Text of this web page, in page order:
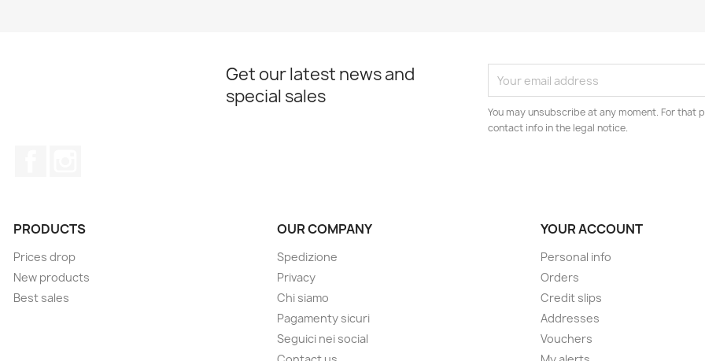
Get our latest news and
special sales
You may unsubscribe at any moment. For that
contact info in the legal notice.
PRODUCTS
Prices drop
New products
Best sales
OUR COMPANY
Spedizione
Privacy
Chi siamo
Pagamenty sicuri
Seguici nei social
YOUR ACCOUNT
Personal info
Orders
Credit slips
Addresses
Vouchers